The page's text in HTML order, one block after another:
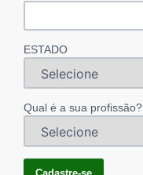
ESTADO
Qual é a sua profissão?